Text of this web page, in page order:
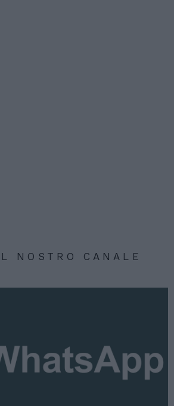
NOSTRO CANALE